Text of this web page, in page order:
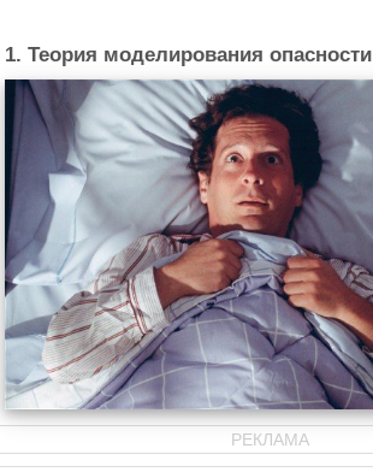
1. Теория моделирования опасности
РЕКЛАМА